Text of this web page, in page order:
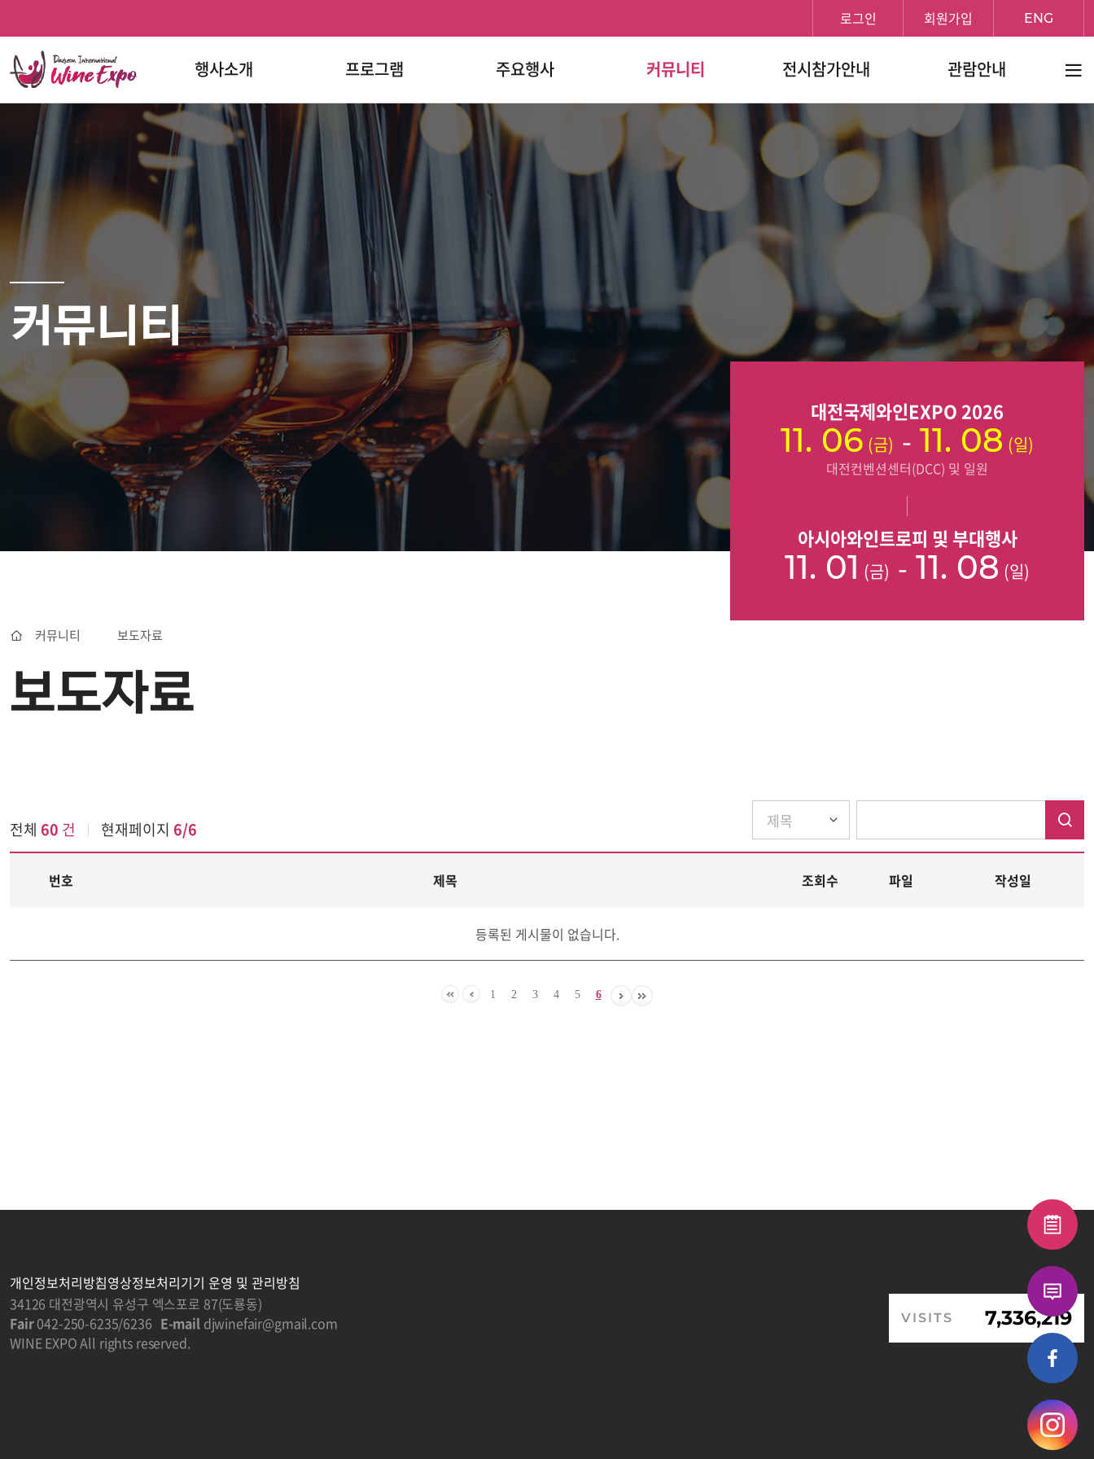
건너뛰기
로그인 회원가입 ENG
행사소개 프로그램 주요행사 커뮤니티 전시참가안내 관람안내 전체
보기
커뮤니티
대전국제와인EXPO 2026
11. 06 (금) - 11. 08 (일)
대전컨벤션센터(DCC) 및 일원
아시아와인트로피 및 부대행사
11. 01 (금) - 11. 08 (일)
커뮤니티 보도자료
보도자료
전체 60 건 현재페이지 6/6
글리스트번호 제목 조회수 파일 작성일
등록된 게시물이 없습니다.
1 2 3 4 5 6
한눈에
보기
페이스북
인스타그램
개인정보처리방침영상정보처리기기 운영 및 관리방침
34126 대전광역시 유성구 엑스포로 87(도룡동)
Fair042-250-6235/6236 E-mail djwinefair@gmail.com
WINE EXPO All rights reserved.
VISITS 7,336,219